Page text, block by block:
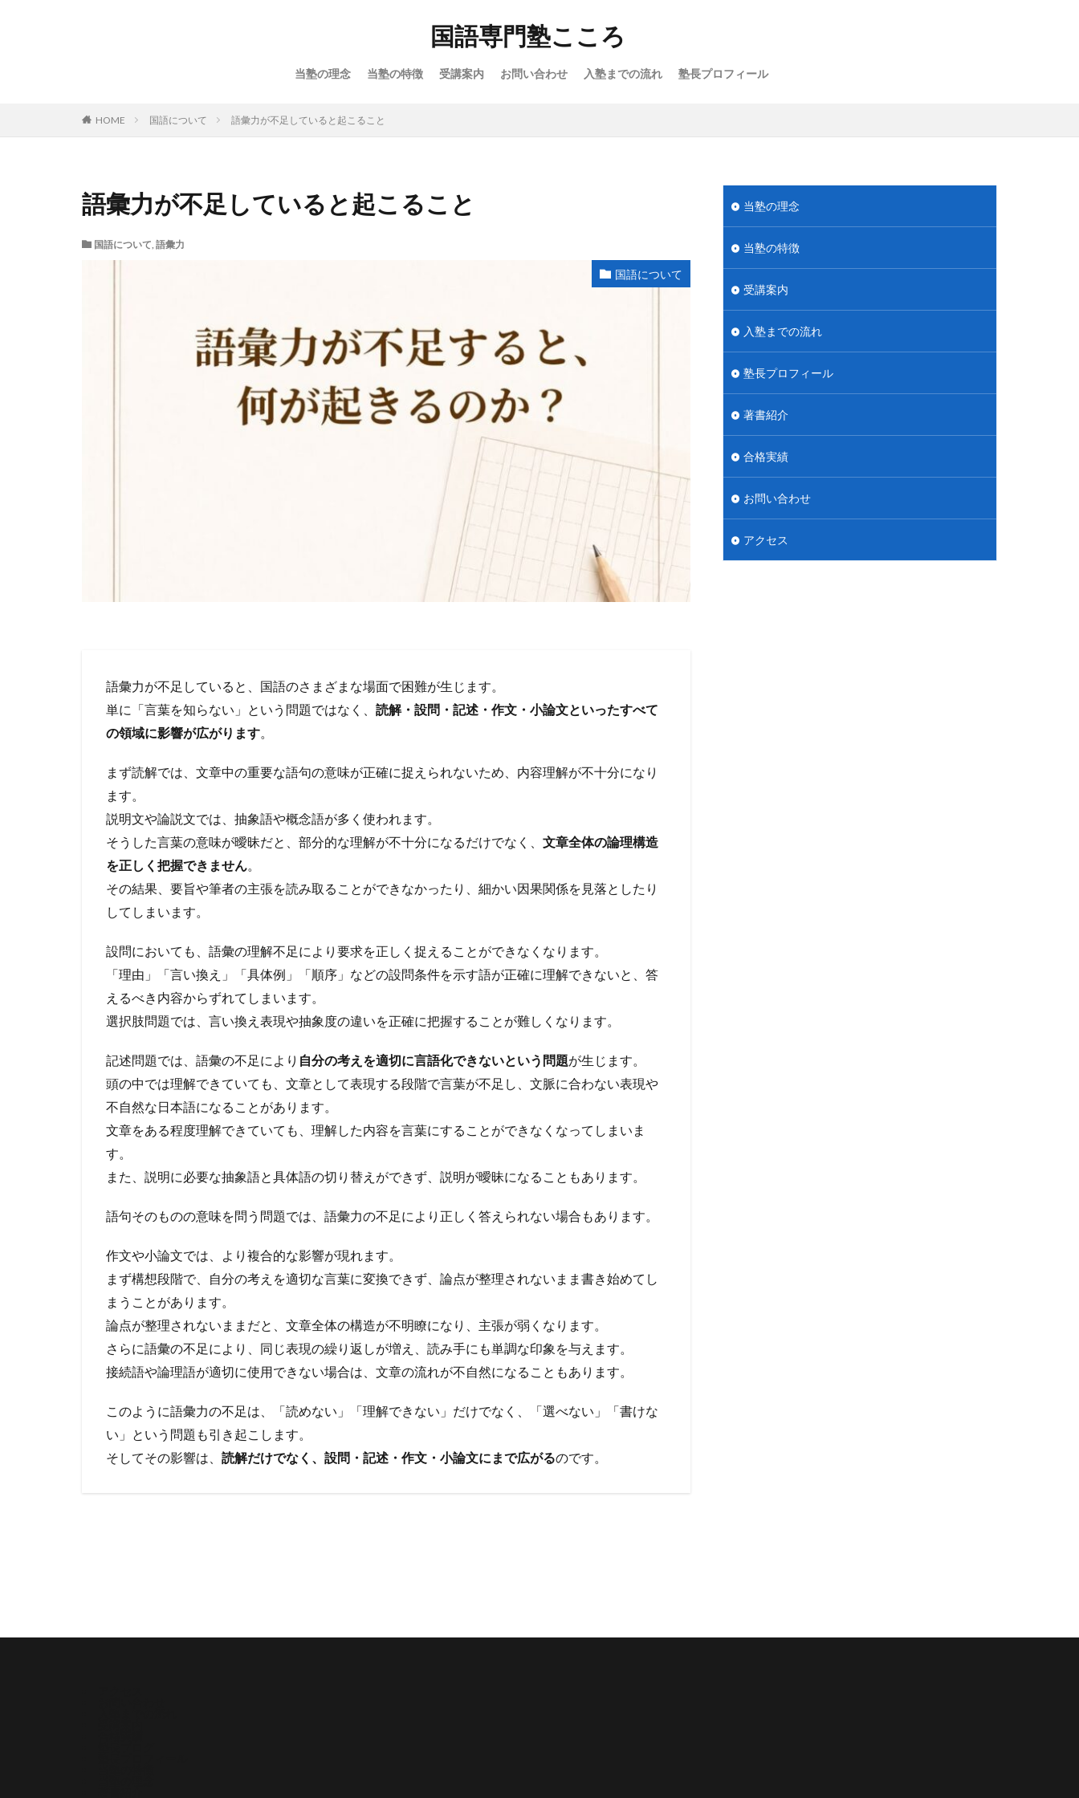
国語専門塾こころ
当塾の理念 当塾の特徴 受講案内 お問い合わせ 入塾までの流れ 塾長プロフィール
HOME 国語について 語彙力が不足していると起こること
語彙力が不足していると起こること
国語について, 語彙力
国語について
語彙力が不足していると、国語のさまざまな場面で困難が生じます。
単に「言葉を知らない」という問題ではなく、 読解・設問・記述・作文・小論文といったすべて
の領域に影響が広がります。
まず読解では、文章中の重要な語句の意味が正確に捉えられないため、内容理解が不十分になり
ます。
説明文や論説文では、抽象語や概念語が多く使われます。
そうした言葉の意味が曖昧だと、部分的な理解が不十分になるだけでなく、 文章全体の論理構造
を正しく把握できません。
その結果、要旨や筆者の主張を読み取ることができなかったり、細かい因果関係を見落としたり
してしまいます。
設問においても、語彙の理解不足により要求を正しく捉えることができなくなります。
「理由」「言い換え」「具体例」「順序」などの設問条件を示す語が正確に理解できないと、答
えるべき内容からずれてしまいます。
選択肢問題では、言い換え表現や抽象度の違いを正確に把握することが難しくなります。
記述問題では、語彙の不足により 自分の考えを適切に言語化できないという問題が生じます。
頭の中では理解できていても、文章として表現する段階で言葉が不足し、文脈に合わない表現や
不自然な日本語になることがあります。
文章をある程度理解できていても、理解した内容を言葉にすることができなくなってしまいま
す。
また、説明に必要な抽象語と具体語の切り替えができず、説明が曖昧になることもあります。
語句そのものの意味を問う問題では、語彙力の不足により正しく答えられない場合もあります。
作文や小論文では、より複合的な影響が現れます。
まず構想段階で、自分の考えを適切な言葉に変換できず、論点が整理されないまま書き始めてし
まうことがあります。
論点が整理されないままだと、文章全体の構造が不明瞭になり、主張が弱くなります。
さらに語彙の不足により、同じ表現の繰り返しが増え、読み手にも単調な印象を与えます。
接続語や論理語が適切に使用できない場合は、文章の流れが不自然になることもあります。
このように語彙力の不足は、「読めない」「理解できない」だけでなく、「選べない」「書けな
い」という問題も引き起こします。
そしてその影響は、 読解だけでなく、設問・記述・作文・小論文にまで広がるのです。
当塾の理念
当塾の特徴
受講案内
入塾までの流れ
塾長プロフィール
著書紹介
合格実績
お問い合わせ
アクセス